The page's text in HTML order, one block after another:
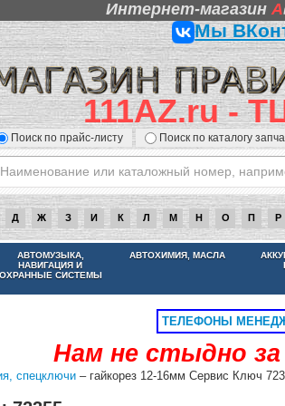
Интернет-магазинA
Мы
111AZ.ru -
Поиск по прайс-листу Поиск по каталогу
Д Ж З И К Л М Н О П Р
НАМ НЕ СТЫДНО
АВТОМУЗЫКА,
НАВИГАЦИЯ И
ОХРАННЫЕ СИСТЕМЫ
АВТОХИМИЯ, МАСЛА
ТЕЛЕФОНЫ
Нам не стыдно
спецключи – гайкорез 12-16мм Сервис Ключ